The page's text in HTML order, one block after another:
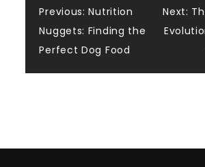
Post
navigation
Previous: Nutrition
Nuggets: Finding the
Perfect Dog Food
Next: